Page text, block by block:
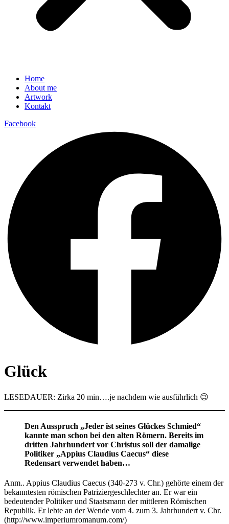
Home
About me
Artwork
Kontakt
Facebook
Glück
LESEDAUER: Zirka 20 min….je nachdem wie ausführlich 😉
Den Ausspruch „Jeder ist seines Glückes Schmied“
kannte man schon bei den alten Römern. Bereits im
dritten Jahrhundert vor Christus soll der damalige
Politiker „Appius Claudius Caecus“ diese
Redensart verwendet haben…
Anm.. Appius Claudius Caecus (340-273 v. Chr.) gehörte einem der
bekanntesten römischen Patriziergeschlechter an. Er war ein
bedeutender Politiker und Staatsmann der mittleren Römischen
Republik. Er lebte an der Wende vom 4. zum 3. Jahrhundert v. Chr.
(http://www.imperiumromanum.com/)